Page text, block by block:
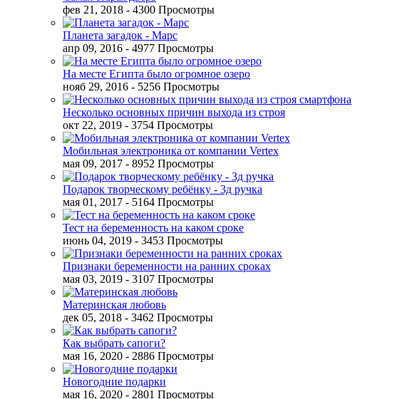
фев 21, 2018 - 4300 Просмотры
Планета загадок - Марс
апр 09, 2016 - 4977 Просмотры
На месте Египта было огромное озеро
нояб 29, 2016 - 5256 Просмотры
Несколько основных причин выхода из строя
окт 22, 2019 - 3754 Просмотры
Мобильная электроника от компании Vertex
мая 09, 2017 - 8952 Просмотры
Подарок творческому ребёнку - 3д ручка
мая 01, 2017 - 5164 Просмотры
Тест на беременность на каком сроке
июнь 04, 2019 - 3453 Просмотры
Признаки беременности на ранних сроках
мая 03, 2019 - 3107 Просмотры
Материнская любовь
дек 05, 2018 - 3462 Просмотры
Как выбрать сапоги?
мая 16, 2020 - 2886 Просмотры
Новогодние подарки
мая 16, 2020 - 2801 Просмотры